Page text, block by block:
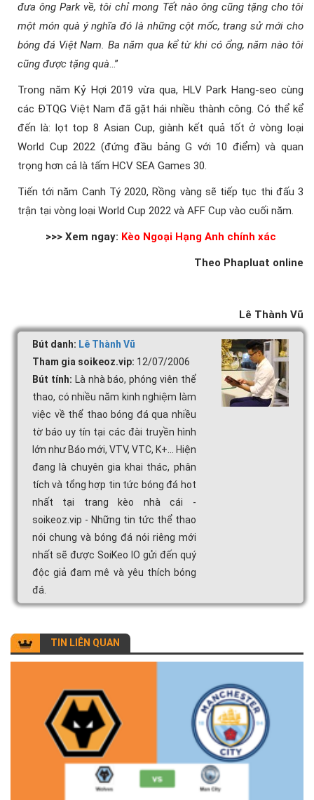
đưa ông Park về, tôi chỉ mong Tết nào ông cũng tặng cho tôi
một món quà ý nghĩa đó là những cột mốc, trang sử mới cho
bóng đá Việt Nam. Ba năm qua kể từ khi có ổng, năm nào tôi
cũng được tặng quà…”
Trong năm Kỷ Hợi 2019 vừa qua, HLV Park Hang-seo cùng
các ĐTQG Việt Nam đã gặt hái nhiều thành công. Có thể kể
đến là: lọt top 8 Asian Cup, giành kết quả tốt ở vòng loại
World Cup 2022 (đứng đầu bảng G với 10 điểm) và quan
trọng hơn cả là tấm HCV SEA Games 30.
Tiến tới năm Canh Tý 2020, Rồng vàng sẽ tiếp tục thi đấu 3
trận tại vòng loại World Cup 2022 và AFF Cup vào cuối năm.
>>> Xem ngay: Kèo Ngoại Hạng Anh chính xác
Theo Phapluat online
Lê Thành Vũ
Bút danh: Lê Thành Vũ
Tham gia soikeoz.vip: 12/07/2006
Bút tính: Là nhà báo, phóng viên thể
thao, có nhiều năm kinh nghiệm làm
việc về thể thao bóng đá qua nhiều
tờ báo uy tín tại các đài truyền hình
lớn như Báo mới, VTV, VTC, K+... Hiện
đang là chuyên gia khai thác, phân
tích và tổng hợp tin tức bóng đá hot
nhất tại trang kèo nhà cái -
soikeoz.vip - Những tin tức thể thao
nói chung và bóng đá nói riêng mới
nhất sẽ được SoiKeo IO gửi đến quý
độc giả đam mê và yêu thích bóng
đá.
TIN LIÊN QUAN